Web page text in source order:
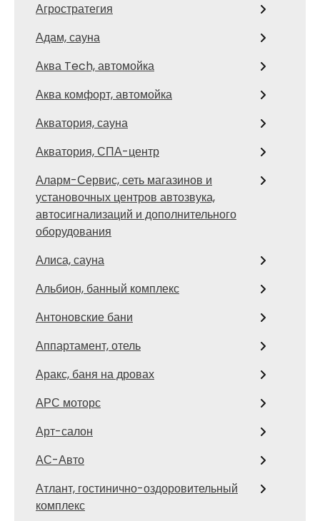
Агростратегия
Адам, сауна
Аква Tech, автомойка
Аква комфорт, автомойка
Акватория, сауна
Акватория, СПА-центр
Аларм-Сервис, сеть магазинов и
установочных центров автозвука,
автосигнализаций и дополнительного
оборудования
Алиса, сауна
Альбион, банный комплекс
Антоновские бани
Аппартамент, отель
Аракс, баня на дровах
АРС моторс
Арт-салон
АС-Авто
Атлант, гостинично-оздоровительный
комплекс